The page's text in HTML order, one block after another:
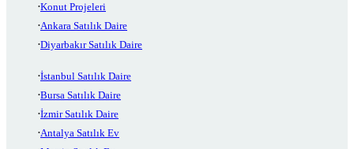
Konut Projeleri
Ankara Satılık Daire
Diyarbakır Satılık Daire
İstanbul Satılık Daire
Bursa Satılık Daire
İzmir Satılık Daire
Antalya Satılık Ev